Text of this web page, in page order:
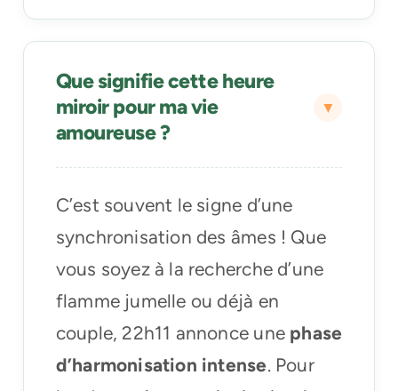
Que signifie cette heure
miroir pour ma vie
amoureuse ?
C’est souvent le signe d’une
synchronisation des âmes ! Que
vous soyez à la recherche d’une
flamme jumelle ou déjà en
couple, 22h11 annonce une phase
d’harmonisation intense. Pour